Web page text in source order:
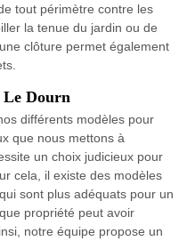
tout périmètre contre les
la tenue du jardin ou de
clôture permet également
Le Dourn
différents modèles pour
que nous mettons à
un choix judicieux pour
cela, il existe des modèles
sont plus adéquats pour un
propriété peut avoir
notre équipe propose un